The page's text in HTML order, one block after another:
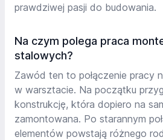
prawdziwej pasji do budowania.
Na czym polega praca
stalowych?
Zawód ten to połączenie pracy
w warsztacie. Na początku
konstrukcję, która dopiero na
zamontowana. Po starannym
elementów powstają różnego